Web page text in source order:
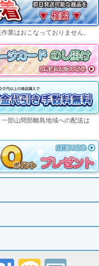
業はおこなっておりません。
部山間部離島地域への配送は